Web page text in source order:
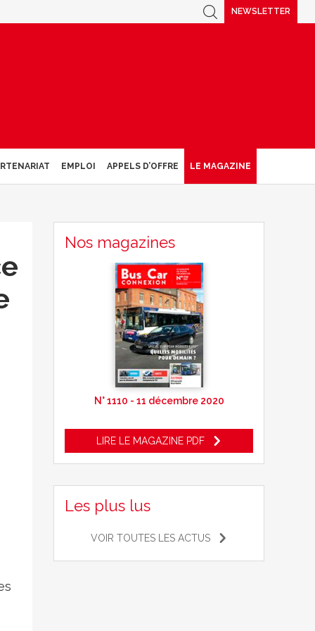
NEWSLETTER
EMPLOI APPELS D’OFFRE LE MAGAZINE
Nos magazines
N° 1110 - 11 décembre 2020
LIRE LE MAGAZINE PDF
Les plus lus
VOIR TOUTES LES ACTUS